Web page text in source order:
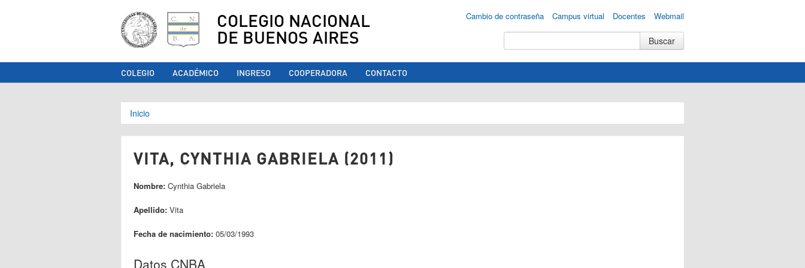
COLEGIO NACIONAL
DE BUENOS AIRES
Cambio de contraseña Campus virtual Docentes Webmail
COLEGIO ACADÉMICO INGRESO COOPERADORA CONTACTO
Se encuentra usted aquí
Inicio
VITA, CYNTHIA GABRIELA (2011)
Nombre: Cynthia Gabriela
Apellido: Vita
Fecha de nacimiento: 05/03/1993
Datos CNBA